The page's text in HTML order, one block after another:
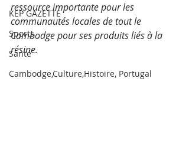
KEP GAZETTE
Sports
Santé
Cambodge,Culture,Histoire, Portugal
ressource importante pour les
communautés locales de tout le
Cambodge pour ses produits liés à la
résine.